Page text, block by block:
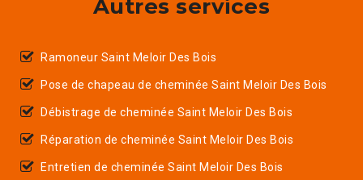
Autres services
Ramoneur Saint Meloir Des Bois
Pose de chapeau de cheminée Saint Meloir Des Bois
Débistrage de cheminée Saint Meloir Des Bois
Réparation de cheminée Saint Meloir Des Bois
Entretien de cheminée Saint Meloir Des Bois